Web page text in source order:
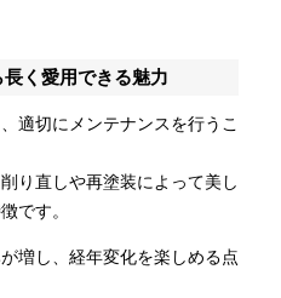
く愛用できる魅力
適切にメンテナンスを行うこ
り直しや再塗装によって美し
です。
増し、経年変化を楽しめる点